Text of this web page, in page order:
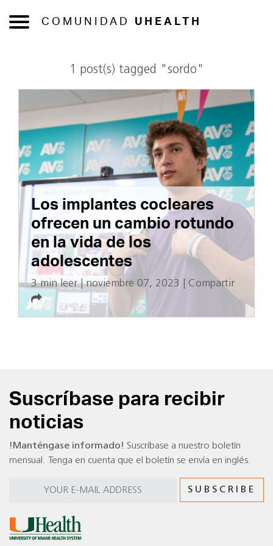
COMUNIDAD UHEALTH
1 post(s) tagged "sordo"
Los implantes cocleares
ofrecen un cambio rotundo
en la vida de los
adolescentes
3 min leer|noviembre 07, 2023 Compartir
Suscríbase para recibir
noticias
!Manténgase informado! Suscríbase a nuestro boletín
mensual. Tenga en cuenta que el boletín se envía en inglés.